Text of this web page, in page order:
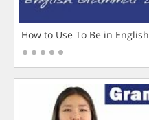
How to Use To Be in